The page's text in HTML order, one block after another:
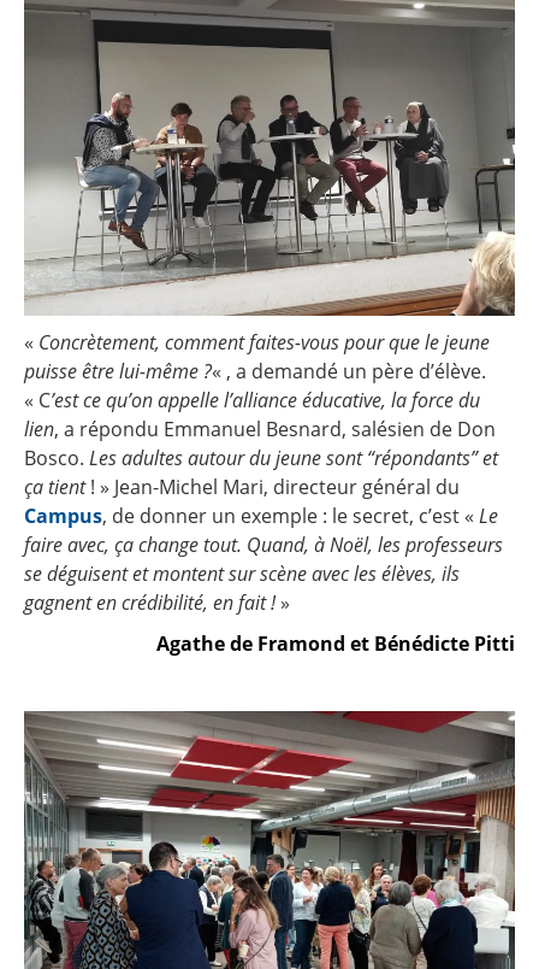
« Concrètement, comment faites-vous pour que le jeune
puisse être lui-même ?« , a demandé un père d’élève.
« C’est ce qu’on appelle l’alliance éducative, la force du
lien, a répondu Emmanuel Besnard, salésien de Don
Bosco. Les adultes autour du jeune sont “répondants” et
ça tient! » Jean-Michel Mari, directeur général du
Campus, de donner un exemple : le secret, c’est « Le
faire avec, ça change tout. Quand, à Noël, les professeurs
se déguisent et montent sur scène avec les élèves, ils
gagnent en crédibilité, en fait !»
Agathe de Framond et Bénédicte Pitti